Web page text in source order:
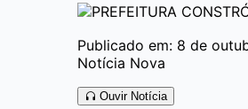
Publicado em: 8 de
Notícia Nova
Ouvir Notícia